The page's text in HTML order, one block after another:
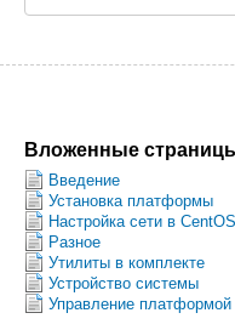
Вложенные
Введение
Установка платформы
Настройка сети в CentOS
Разное
Утилиты в комплекте
Устройство системы
Управление платформой